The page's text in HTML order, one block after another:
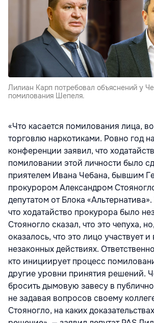
Лилиан Карп потребовал объяснений у
помилования Шепеля.
«Что касается помилования лица,
торговлю наркотиками. Ровно год
конференции заявил, что
помиловании этой личности было
приятелем Ивана Чебана, бывшим
прокурором Александром
депутатом от Блока «Альтернатива».
что ходатайство прокурора было
Стояногло сказал, что это чепуха,
оказалось, что это лицо участвует и
незаконных действиях.
кто инициирует процесс
другие уровни принятия решений.
бросить дымовую завесу в
не задавая вопросов своему
Стояногло, на каких